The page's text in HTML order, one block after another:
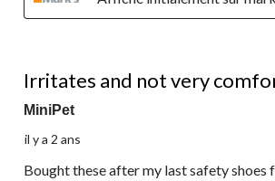
Irritates and not very
MiniPet
il y a 2 ans
Bought these after my last safety shoes